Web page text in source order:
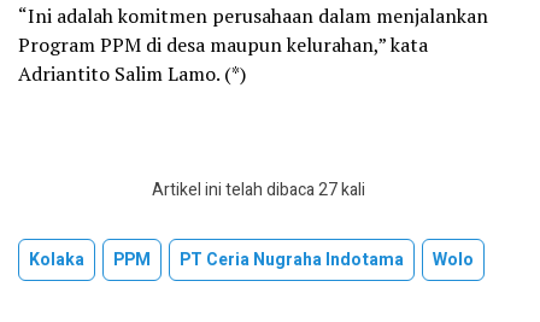
“Ini adalah komitmen perusahaan dalam menjalankan
Program PPM di desa maupun kelurahan,” kata
Adriantito Salim Lamo. (*)
Artikel ini telah dibaca 27 kali
Kolaka PPM PT Ceria Nugraha Indotama Wolo